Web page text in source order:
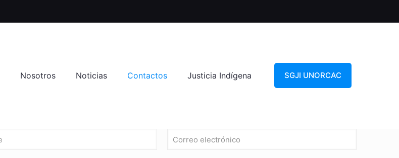
Nosotros Noticias Contactos Justicia Indígena SGJI UNORCAC